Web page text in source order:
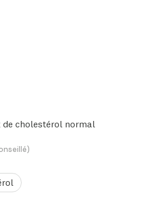
de cholestérol normal